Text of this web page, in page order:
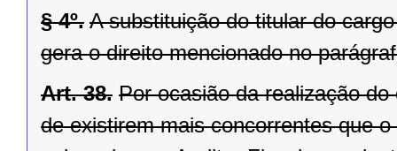
§ 4º. A substituição do titular do
gera o direito mencionado no
Art. 38. Por ocasião da realização
de existirem mais concorrentes que